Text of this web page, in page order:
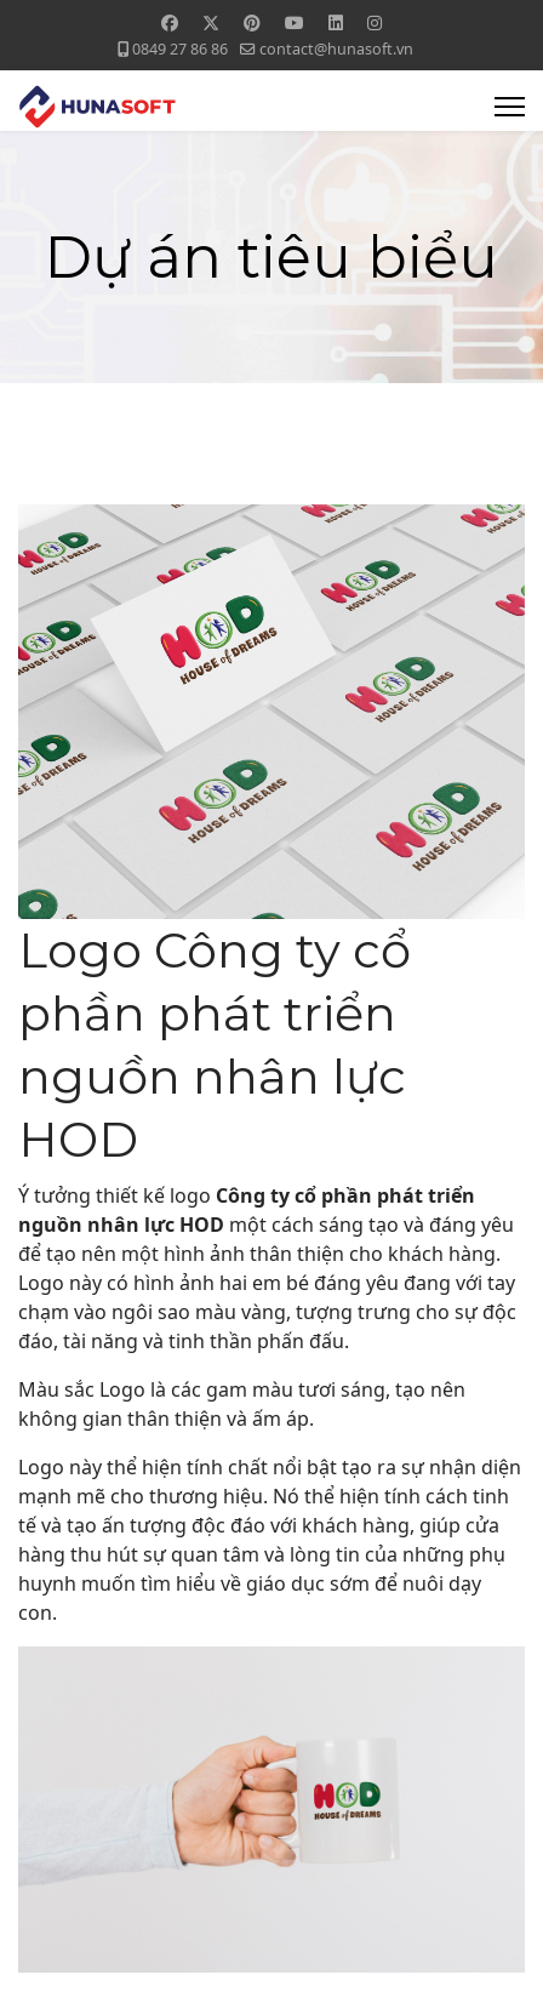
0849 27 86 86 contact@hunasoft.vn
Dự án tiêu biểu
Logo Công ty cổ
phần phát triển
nguồn nhân lực
HOD
Ý tưởng thiết kế logo Công ty cổ phần phát triển
nguồn nhân lực HOD một cách sáng tạo và đáng yêu
để tạo nên một hình ảnh thân thiện cho khách hàng.
Logo này có hình ảnh hai em bé đáng yêu đang với tay
chạm vào ngôi sao màu vàng, tượng trưng cho sự độc
đáo, tài năng và tinh thần phấn đấu.
Màu sắc Logo là các gam màu tươi sáng, tạo nên
không gian thân thiện và ấm áp.
Logo này thể hiện tính chất nổi bật tạo ra sự nhận diện
mạnh mẽ cho thương hiệu. Nó thể hiện tính cách tinh
tế và tạo ấn tượng độc đáo với khách hàng, giúp cửa
hàng thu hút sự quan tâm và lòng tin của những phụ
huynh muốn tìm hiểu về giáo dục sớm để nuôi dạy
con.